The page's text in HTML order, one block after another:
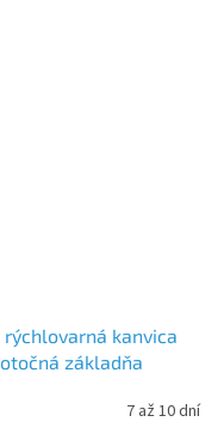
kanvica
základňa
7 až 10 dní